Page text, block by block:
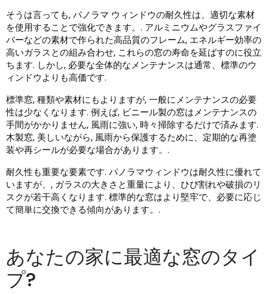
そうは言っても, パノラマ ウィンドウの耐久性は、適切な素材
を使用することで強化できます。. アルミニウムやグラスファイ
バーなどの素材で作られた高品質のフレーム, エネルギー効率の
高いガラスとの組み合わせ, これらの窓の寿命を延ばすのに役立
ちます. しかし, 必要な全体的なメンテナンスは通常、標準のウ
ィンドウよりも高価です.
標準窓, 種類や素材にもよりますが, 一般にメンテナンスの必要
性は少なくなります. 例えば, ビニール製の窓はメンテナンスの
手間がかかりません, 風雨に強い, 時々掃除するだけで済みます.
木製窓, 美しいながら, 風雨から保護するために、定期的な再塗
装や再シールが必要な場合があります。.
耐久性も重要な要素です. パノラマウィンドウは耐久性に優れて
いますが、, ガラスの大きさと重量により、ひび割れや破損のリ
スクが若干高くなります. 標準的な窓はより堅牢で、必要に応じ
て簡単に交換できる傾向があります。.
あなたの家に最適な窓のタイ
プ?